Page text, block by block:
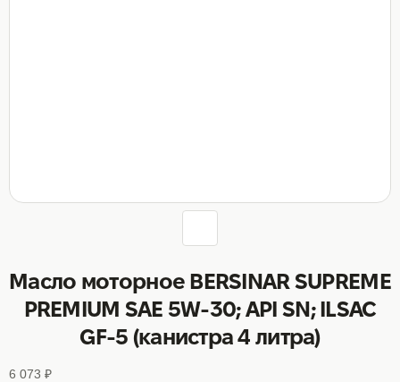
Масло моторное BERSINAR SUPREME
PREMIUM SAE 5W-30; API SN; ILSAC
GF-5 (канистра 4 литра)
6 073 ₽